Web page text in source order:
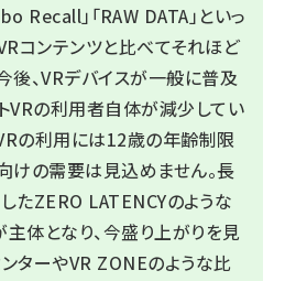
Recall」「RAW DATA」といっ
コンテンツと比べてそれほど
後、VRデバイスが一般に普及
VRの利用者自体が減少してい
VRの利用には12歳の年齢制限
けの需要は見込めません。長
たZERO LATENCYのような
体となり、今盛り上がりを見
ターやVR ZONEのような比